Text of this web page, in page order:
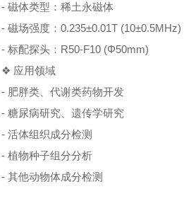
- 磁体类型：稀土永磁体
- 磁场强度：0.235±0.01T (10±0.5MHz)
- 标配探头：R50-F10 (Φ50mm)
❖ 应用领域
- 肥胖类、代谢类药物开发
- 糖尿病研究、遗传学研究
- 活体组织成分检测
- 植物种子组分分析
- 其他动物体成分检测